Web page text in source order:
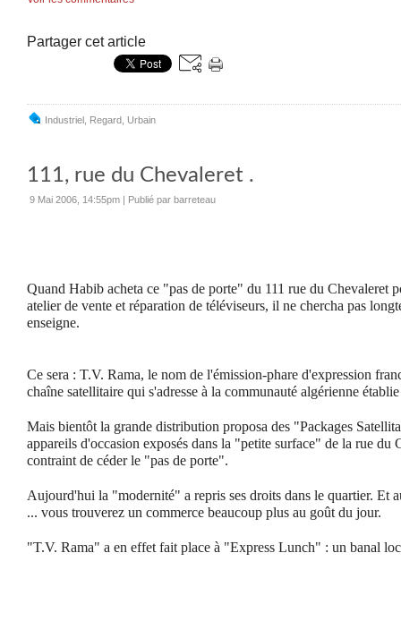
Partager cet article
Industriel Regard Urbain
111, rue du Chevaleret .
9 Mai 2006, 14:55pm | Publié par barreteau
Quand Habib acheta ce "pas de porte" du 111 rue du Chevaleret
atelier de vente et réparation de téléviseurs, il ne chercha pas
enseigne.
Ce sera : T.V. Rama, le nom de l'émission-phare d'expression
chaîne satellitaire qui s'adresse à la communauté algérienne
Mais bientôt la grande distribution proposa des "Packages
appareils d'occasion exposés dans la "petite surface" de la rue du
contraint de céder le "pas de porte".
Aujourd'hui la "modernité" a repris ses droits dans le quartier. Et
... vous trouverez un commerce beaucoup plus au goût du jour.
"T.V. Rama" a en effet fait place à "Express Lunch" : un banal